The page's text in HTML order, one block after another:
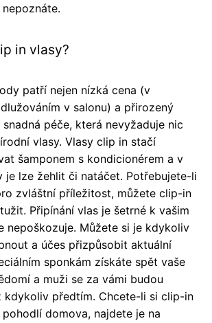
in vlasy?
patří nejen nízká cena (v
v salonu) a přirozený
péče, která nevyžaduje nic
vlasy. Vlasy clip in stačí
šamponem s kondicionérem a v
je lze žehlit či natáčet. Potřebujete-li
zvláštní příležitost, můžete clip-in
Připínání vlas je šetrné k vašim
nepoškozuje. Můžete si je kdykoliv
a účes přizpůsobit aktuální
sponkám získáte spět vaše
a muži se za vámi budou
kdykoliv předtím. Chcete-li si clip-in
domova, najdete je na